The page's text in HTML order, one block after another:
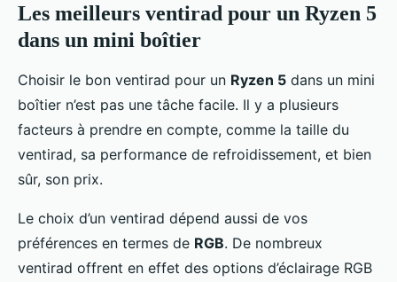
Les meilleurs ventirad pour un Ryzen 5
dans un mini boîtier
Choisir le bon ventirad pour un Ryzen 5 dans un mini
boîtier n’est pas une tâche facile. Il y a plusieurs
facteurs à prendre en compte, comme la taille du
ventirad, sa performance de refroidissement, et bien
sûr, son prix.
Le choix d’un ventirad dépend aussi de vos
préférences en termes de RGB. De nombreux
ventirad offrent en effet des options d’éclairage RGB